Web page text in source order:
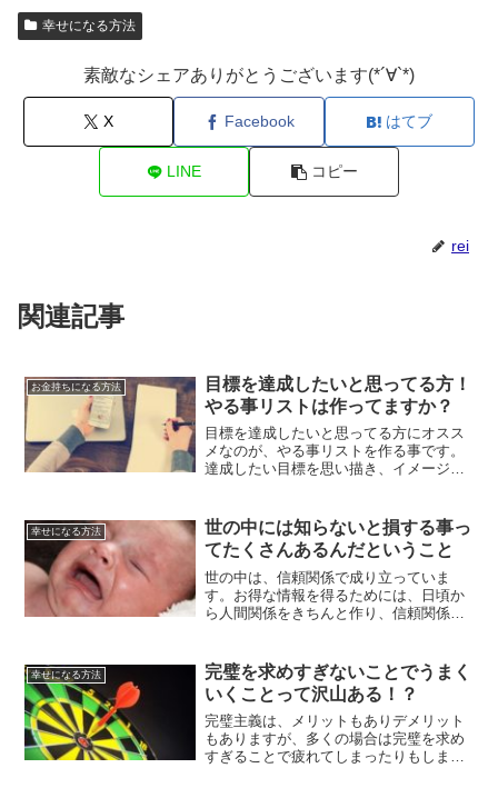
幸せになる方法
素敵なシェアありがとうございます(*´∀`*)
X Facebook はてブ
LINE コピー
rei
関連記事
お金持ちになる方法
目標を達成したいと思ってる方！
やる事リストは作ってますか？
目標を達成したいと思ってる方にオスス
メなのが、やる事リストを作る事です。
達成したい目標を思い描き、イメージし
す。目標を細分化する事で、目標は達成
に近づくはずです。
幸せになる方法
世の中には知らないと損する事っ
てたくさんあるんだということ
世の中は、信頼関係で成り立っていま
す。お得な情報を得るためには、日頃か
ら人間関係をきちんと作り、信頼関係を
きます。
幸せになる方法
完璧を求めすぎないことでうまく
いくことって沢山ある！？
完璧主義は、メリットもありデメリット
もありますが、多くの場合は完璧を求め
すぎることで疲れてしまったりもしま